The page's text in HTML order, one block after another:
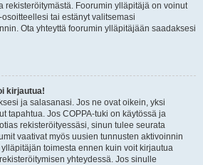
rekisteröitymästä. Foorumin ylläpitäjä on voinut
tai estänyt valitsemasi
Ota yhteyttä foorumin ylläpitäjään saadaksesi
kirjautua!
ja salasanasi. Jos ne ovat oikein, yksi
tapahtua. Jos COPPA-tuki on käytössä ja
rekisteröityessäsi, sinun tulee seurata
vaativat myös uusien tunnusten aktivoinnin
toimesta ennen kuin voit kirjautua
yhteydessä. Jos sinulle